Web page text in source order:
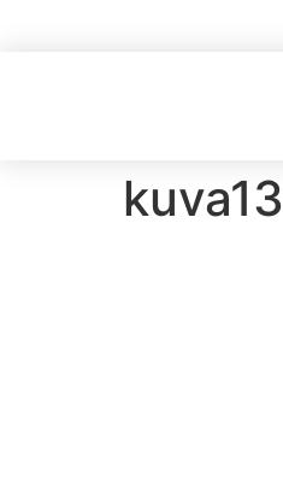
kuva13